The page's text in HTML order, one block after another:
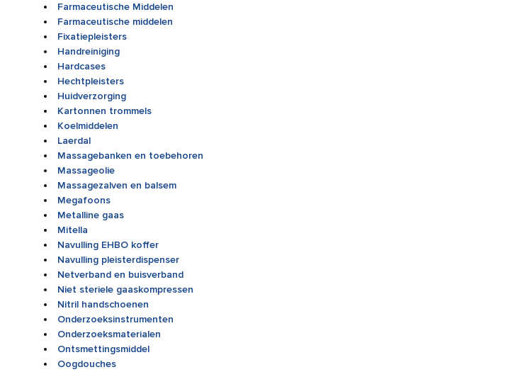
Farmaceutische Middelen
Farmaceutische middelen
Fixatiepleisters
Handreiniging
Hardcases
Hechtpleisters
Huidverzorging
Kartonnen trommels
Koelmiddelen
Laerdal
Massagebanken en toebehoren
Massageolie
Massagezalven en balsem
Megafoons
Metalline gaas
Mitella
Navulling EHBO koffer
Navulling pleisterdispenser
Netverband en buisverband
Niet steriele gaaskompressen
Nitril handschoenen
Onderzoeksinstrumenten
Onderzoeksmaterialen
Ontsmettingsmiddel
Oogdouches